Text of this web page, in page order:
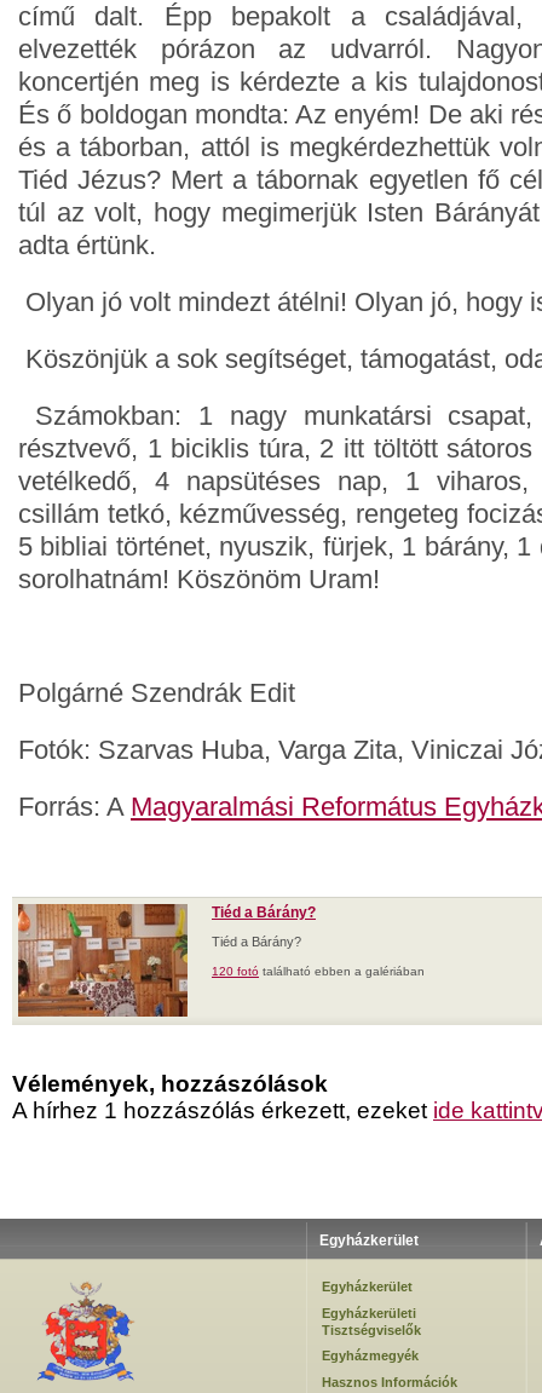
című dalt. Épp bepakolt a családjával,
elvezették pórázon az udvarról.
koncertjén meg is kérdezte a kis
És ő boldogan mondta: Az enyém! De aki
és a táborban, attól is megkérdezhettük
Tiéd Jézus? Mert a tábornak egyetlen fő
túl az volt, hogy megimerjük Isten
adta értünk.
Olyan jó volt mindezt átélni! Olyan jó, hogy
Köszönjük a sok segítséget, támogatást,
Számokban: 1 nagy munkatársi
résztvevő, 1 biciklis túra, 2 itt töltött
vetélkedő, 4 napsütéses nap, 1
csillám tetkó, kézművesség, rengeteg
5 bibliai történet, nyuszik, fürjek, 1 bárány,
sorolhatnám! Köszönöm Uram!
Polgárné Szendrák Edit
Fotók: Szarvas Huba, Varga Zita, Viniczai
Forrás: A Magyaralmási Református
Tiéd a Bárány?
Tiéd a Bárány?
120 fotó található ebben a galériában
Vélemények, hozzászólások
A hírhez 1 hozzászólás érkezett, ezeket ide
Egyházkerület
Egyházkerület
Egyházkerületi
Tisztségviselők
Egyházmegyék
Hasznos Információk